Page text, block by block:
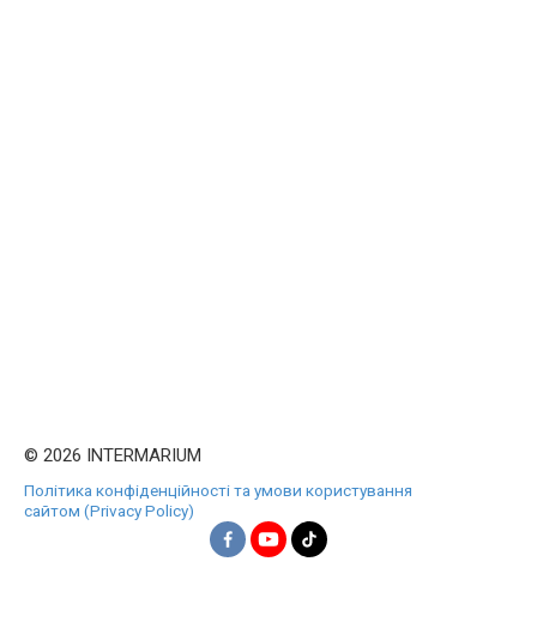
© 2026 INTERMARIUM
Політика конфіденційності та умови користування
сайтом (Privacy Policy)